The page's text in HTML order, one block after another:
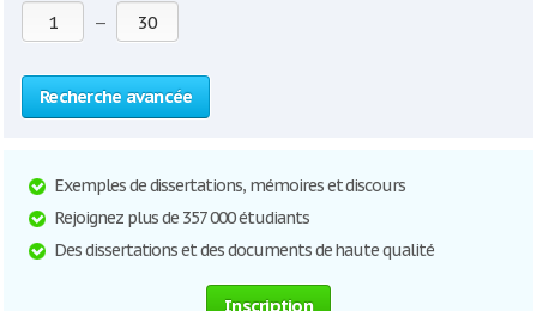
—
Recherche avancée
Exemples de dissertations, mémoires et discours
Rejoignez plus de 357 000 étudiants
Des dissertations et des documents de haute qualité
Inscription